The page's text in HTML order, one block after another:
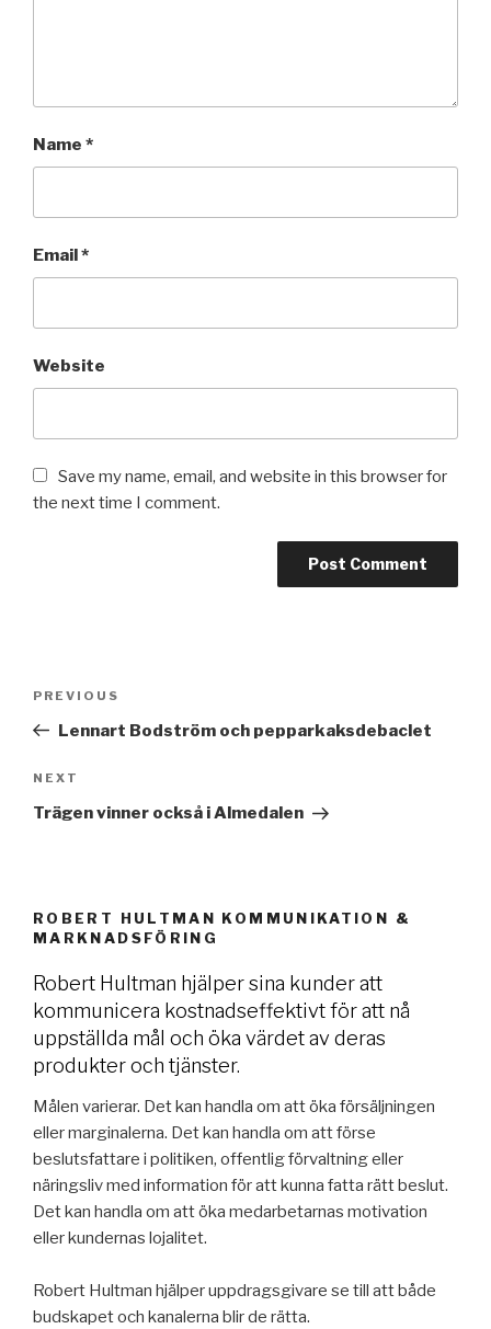
Name *
Email*
Website
Save my name, email, and website in this browser for
the next time I comment.
Previous
Post
PREVIOUS
Lennart Bodström och pepparkaksdebaclet
Next
Post
NEXT
Trägen vinner också i Almedalen
ROBERT HULTMAN KOMMUNIKATION &
MARKNADSFÖRING
Robert Hultman hjälper sina kunder att
kommunicera kostnadseffektivt för att nå
uppställda mål och öka värdet av deras
produkter och tjänster.
Målen varierar. Det kan handla om att öka försäljningen
eller marginalerna. Det kan handla om att förse
beslutsfattare i politiken, offentlig förvaltning eller
näringsliv med information för att kunna fatta rätt beslut.
Det kan handla om att öka medarbetarnas motivation
eller kundernas lojalitet.
Robert Hultman hjälper uppdragsgivare se till att både
budskapet och kanalerna blir de rätta.